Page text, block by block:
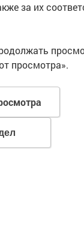
за их
просмотра».